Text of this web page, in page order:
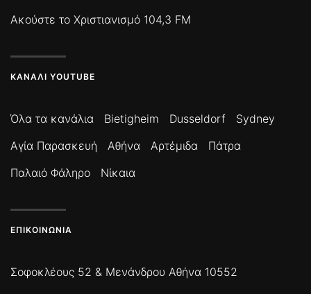
Ακούστε το Χριστιανισμό 104,3 FM
ΚΑΝΆΛΙ YOUTUBE
Όλα τα κανάλια Bietigheim Dusseldorf
Sydney
Αγία Παρασκευή
Αθήνα Αρτέμιδα
Πάτρα
Παλαιό Φάληρο
Νίκαια
ΕΠΙΚΟΙΝΩΝΊΑ
Σοφοκλέους 52 & Μενάνδρου Αθήνα 10552